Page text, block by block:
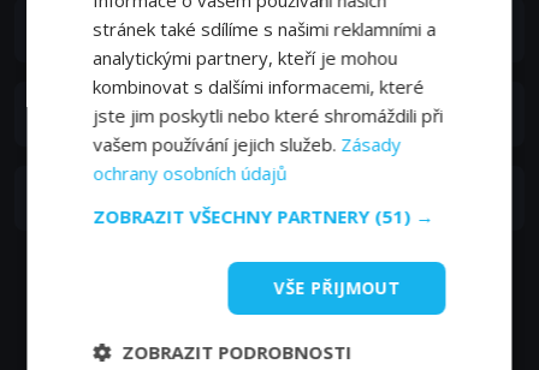
Alena Kreuzmannová
Nina Jiránková
stránek také sdílíme s našimi reklamními a
analytickými partnery, kteří je mohou
kombinovat s dalšími informacemi, které
jste jim poskytli nebo které shromáždili při
vašem používání jejich služeb. Zásady
ochrany osobních údajů
ZOBRAZIT VŠECHNY PARTNERY (51) →
VŠE PŘIJMOUT
ZOBRAZIT PODROBNOSTI